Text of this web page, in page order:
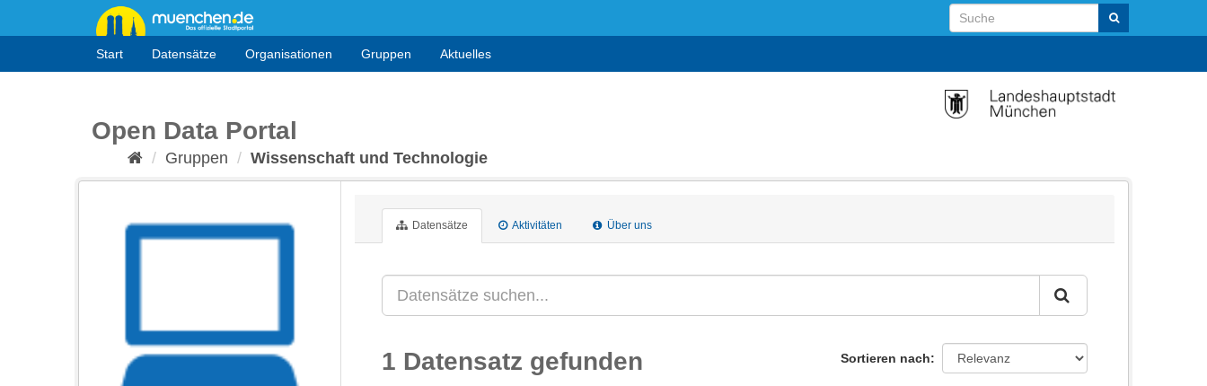
Start Datensätze Organisationen Gruppen Aktuelles
Open Data Portal
Gruppen Wissenschaft und Technologie
Datensätze Aktivitäten Über uns
Sortieren nach
1 Datensatz gefunden